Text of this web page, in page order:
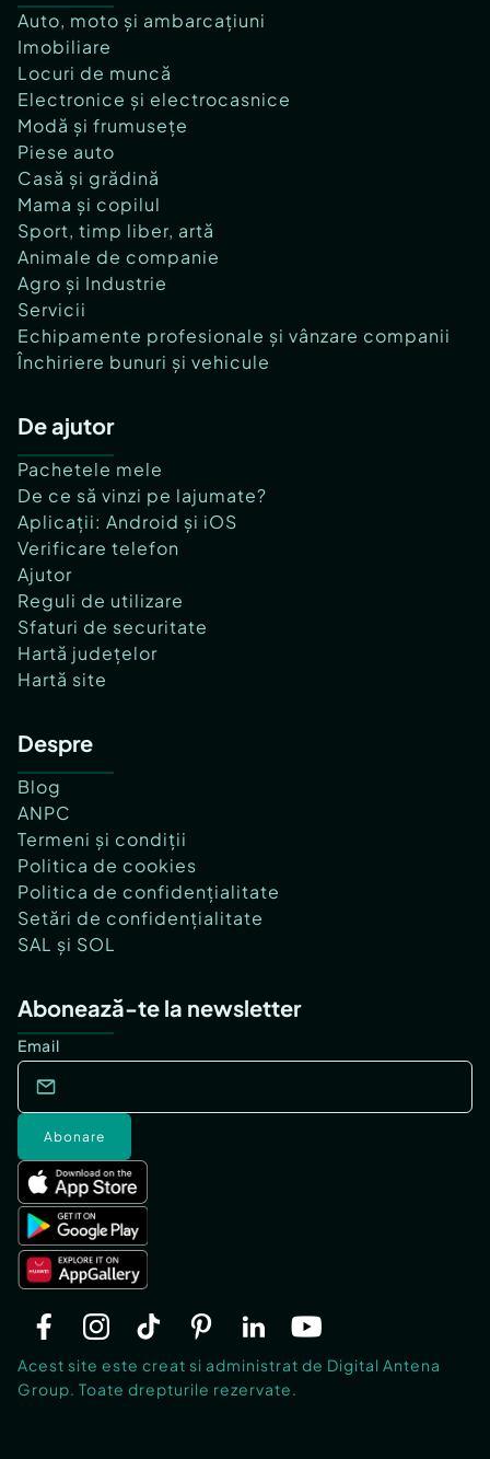
Auto, moto și ambarcațiuni
Imobiliare
Locuri de muncă
Electronice și electrocasnice
Modă și frumusețe
Piese auto
Casă și grădină
Mama și copilul
Sport, timp liber, artă
Animale de companie
Agro și Industrie
Servicii
Echipamente profesionale și vânzare companii
Închiriere bunuri și vehicule
De ajutor
Pachetele mele
De ce să vinzi pe lajumate?
Aplicații: Android și iOS
Verificare telefon
Ajutor
Reguli de utilizare
Sfaturi de securitate
Hartă județelor
Hartă site
Despre
Blog
ANPC
Termeni și condiții
Politica de cookies
Politica de confidențialitate
Setări de confidențialitate
SAL și SOL
Abonează-te la newsletter
Email
Abonare
Acest site este creat si administrat de Digital Antena
Group. Toate drepturile rezervate.